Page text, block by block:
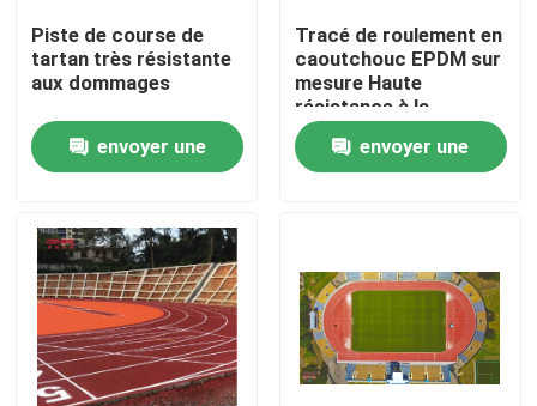
Accueil
Vidéos
À propos de nous
Piste de course de
tartan très résistante
aux dommages
envoyer une
Tracé de roulement en
caoutchouc EPDM sur
mesure Haute
résistance à la
traction de 0,88
N/Mm2envoyer une